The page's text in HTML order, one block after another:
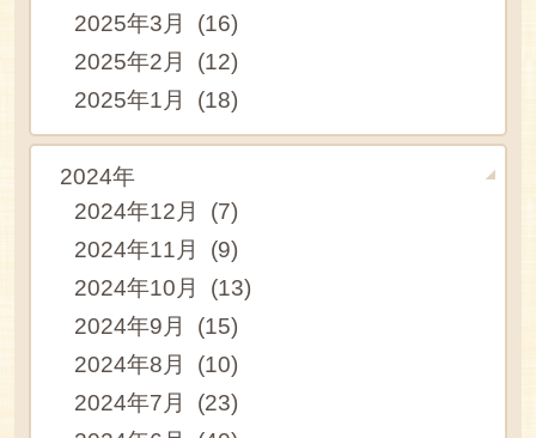
2025年3月 (16)
2025年2月 (12)
2025年1月 (18)
2024年
2024年12月 (7)
2024年11月 (9)
2024年10月 (13)
2024年9月 (15)
2024年8月 (10)
2024年7月 (23)